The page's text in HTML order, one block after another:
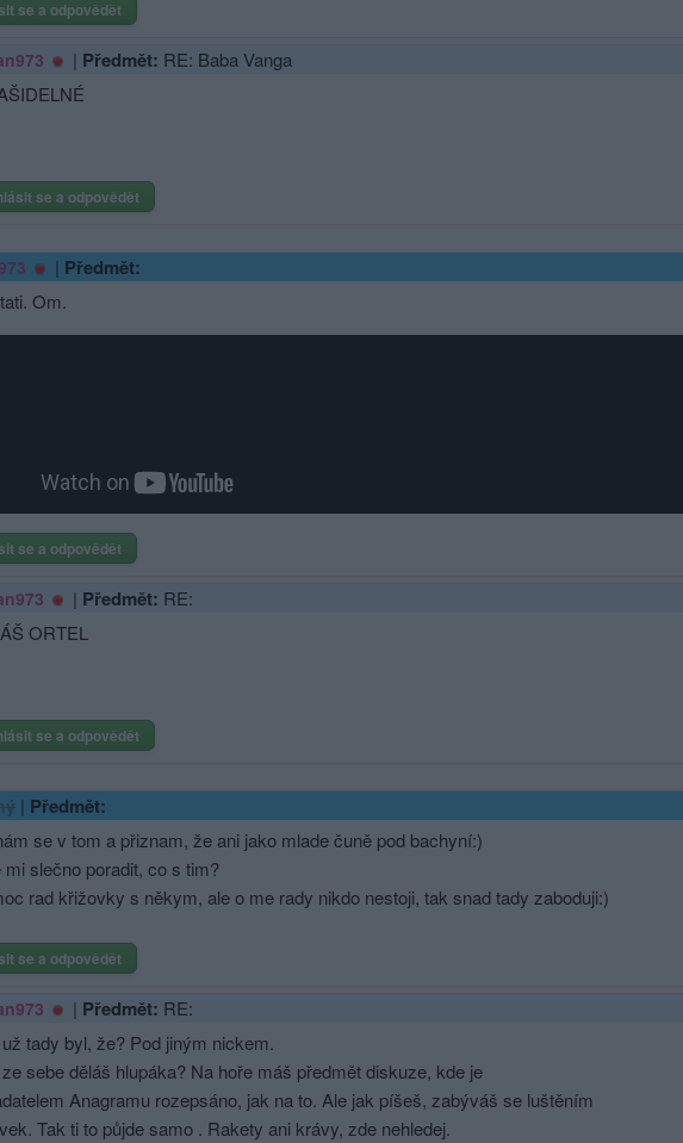
se a odpovědět
| Předmět: RE: Baba Vanga
se a odpovědět
| Předmět:
Om.
se a odpovědět
| Předmět: RE:
ORTEL
se a odpovědět
| Předmět:
se v tom a přiznam, že ani jako mlade čuně pod bachyní:)
mi slečno poradit, co s tim?
rad křižovky s někym, ale o me rady nikdo nestoji, tak snad tady zaboduji:)
se a odpovědět
| Předmět: RE:
tady byl, že? Pod jiným nickem.
sebe děláš hlupáka? Na hoře máš předmět diskuze, kde je
Anagramu rozepsáno, jak na to. Ale jak píšeš, zabýváš se luštěním
Tak ti to půjde samo . Rakety ani krávy, zde nehledej.